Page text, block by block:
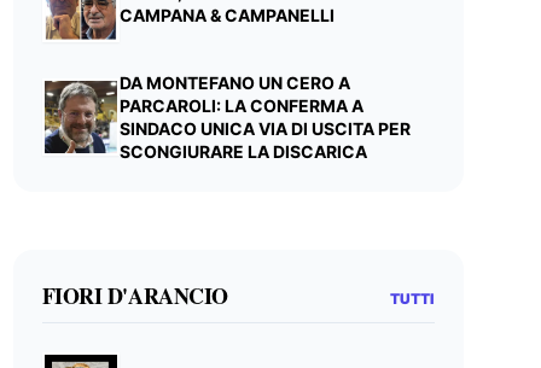
CAMPANA & CAMPANELLI
DA MONTEFANO UN CERO A
PARCAROLI: LA CONFERMA A
SINDACO UNICA VIA DI USCITA PER
SCONGIURARE LA DISCARICA
FIORI D'ARANCIO TUTTI